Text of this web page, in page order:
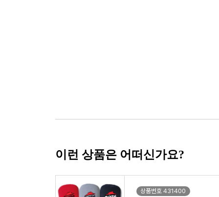
이런 상품은 어떠신가요?
상품번호 431400